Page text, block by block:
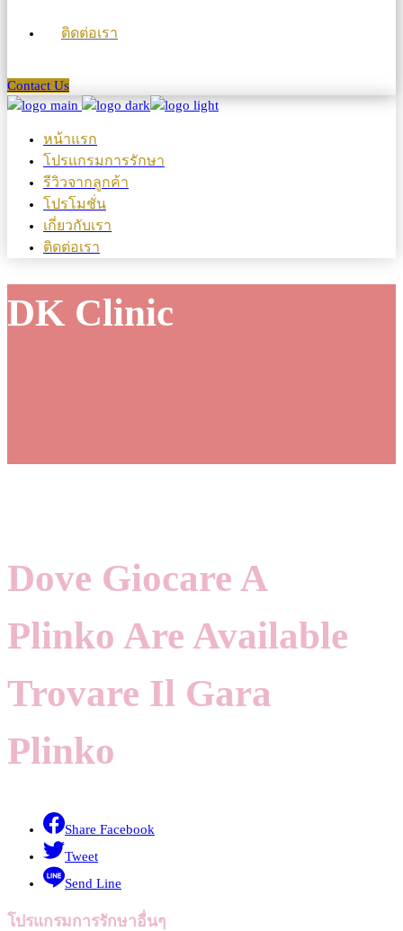
ติดต่อเรา
Contact Us
หน้าแรก
โปรแกรมการรักษา
รีวิวจากลูกค้า
โปรโมชั่น
เกี่ยวกับเรา
ติดต่อเรา
DK Clinic
Dove Giocare A
Plinko Are Available
Trovare Il Gara
Plinko
Share Facebook
Tweet
Send Line
โปรแกรมการรักษาอื่นๆ